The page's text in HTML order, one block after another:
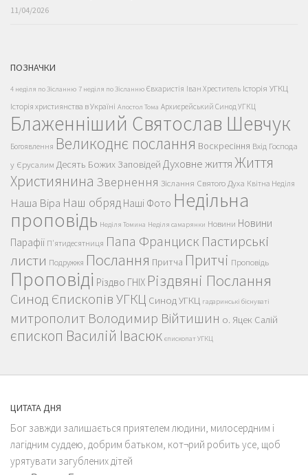
11/04/2026
ПОЗНАЧКИ
4 неділя по Зісланню 7 неділя по Зісланню Євхаристія Іван Хреститель Історія УГКЦ
Історія християнства в Україні Апостол Тома Архиєрейський Синод УГКЦ
Блаженніший Святослав Шевчук
Богоявлення Великоднє послання Воскресіння Вхід Господа
у Єрусалим Десять Божих Заповідей Духовне життяЖиття
Християнина Звернення Зіслання Святого Духа Квітна Неділя
Наша Віра Наш обряд Наші Фото Недільна
проповідь Неділя Томина Неділя самарянки Новини Новини
Парафії П'ятидесятниця Папа Франциск Пастирські
листи Подружжя Послання Притча Притчі Проповідь
Проповіді Різдво ГНІХ Різдвяні Послання
Синод Єпископів УГКЦ Синод УГКЦ гадаринські біснуваті
митрополит Володимир Війтишин о. Яцек Салій
єпископ Василій Івасюк єпископат УГКЦ
ЦИТАТА ДНЯ
Бог завжди залишається приятелем людини, милосердним і
лагідним суддею, добрим батьком, кот¬рий робить усе, щоб
урятувати загублених дітей